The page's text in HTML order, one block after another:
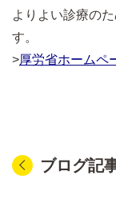
よりよい診療の
す。
>厚労省ホームペ
ブログ記